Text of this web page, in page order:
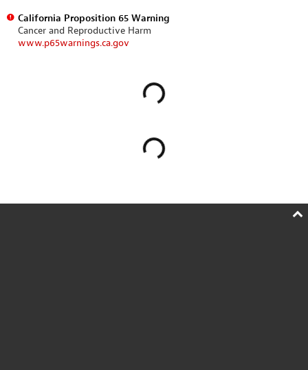
California Proposition 65 Warning
Cancer and Reproductive Harm
www.p65warnings.ca.gov